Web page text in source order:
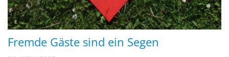
Fremde Gäste sind ein Segen